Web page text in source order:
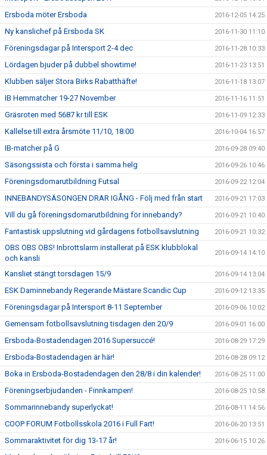
Ersboda möter Ersboda 2016-12-05 14:25
Ny kanslichef på Ersboda SK 2016-11-30 11:10
Föreningsdagar på Intersport 2-4 dec 2016-11-28 10:33
Lördagen bjuder på dubbel showtime! 2016-11-23 13:51
Klubben säljer Stora Birks Rabatthäfte! 2016-11-18 13:07
IB Hemmatcher 19-27 November 2016-11-16 11:51
Gräsroten med 5687 kr till ESK 2016-11-09 12:33
Kallelse till extra årsmöte 11/10, 18:00 2016-10-04 16:57
IB-matcher på G 2016-09-28 09:40
Säsongssista och första i samma helg 2016-09-26 10:46
Föreningsdomarutbildning Futsal 2016-09-22 12:04
INNEBANDYSÄSONGEN DRAR IGÅNG - Följ med från start 2016-09-21 17:03
Vill du gå föreningsdomarutbildning för innebandy? 2016-09-21 10:40
Fantastisk uppslutning vid gårdagens fotbollsavslutning 2016-09-21 10:32
OBS OBS OBS! Inbrottslarm installerat på ESK klubblokal
och kansli
2016-09-14 14:10
Kansliet stängt torsdagen 15/9 2016-09-14 13:04
ESK Daminnebandy Regerande Mästare Scandic Cup 2016-09-12 13:35
Föreningsdagar på Intersport 8-11 September 2016-09-06 10:02
Gemensam fotbollsavslutning tisdagen den 20/9 2016-09-01 16:00
Ersboda-Bostadendagen 2016 Supersuccé! 2016-08-29 17:29
Ersboda-Bostadendagen är här! 2016-08-28 09:12
Boka in Ersboda-Bostadendagen den 28/8 i din kalender! 2016-08-25 11:00
Föreningserbjudanden - Finnkampen! 2016-08-25 10:58
Sommarinnebandy superlyckat! 2016-08-11 14:56
COOP FORUM Fotbollsskola 2016 i Full Fart! 2016-06-20 13:51
Sommaraktivitet för dig 13-17 år! 2016-06-15 10:26